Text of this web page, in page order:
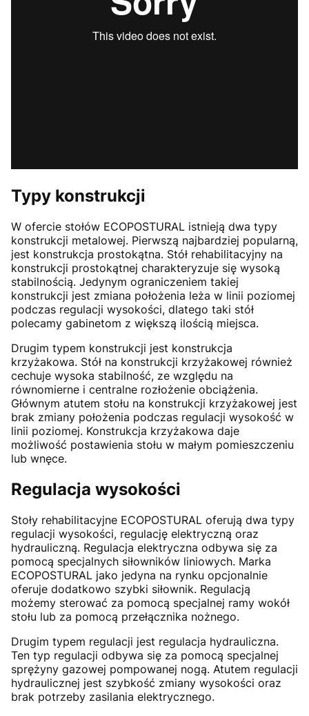
Typy konstrukcji
W ofercie stołów ECOPOSTURAL istnieją dwa typy
konstrukcji metalowej. Pierwszą najbardziej popularną,
jest konstrukcja prostokątna. Stół rehabilitacyjny na
konstrukcji prostokątnej charakteryzuje się wysoką
stabilnością. Jedynym ograniczeniem takiej
konstrukcji jest zmiana położenia leża w linii poziomej
podczas regulacji wysokości, dlatego taki stół
polecamy gabinetom z większą ilością miejsca.
Drugim typem konstrukcji jest konstrukcja
krzyżakowa. Stół na konstrukcji krzyżakowej również
cechuje wysoka stabilność, ze względu na
równomierne i centralne rozłożenie obciążenia.
Głównym atutem stołu na konstrukcji krzyżakowej jest
brak zmiany położenia podczas regulacji wysokość w
linii poziomej. Konstrukcja krzyżakowa daje
możliwość postawienia stołu w małym pomieszczeniu
lub wnęce.
Regulacja wysokości
Stoły rehabilitacyjne ECOPOSTURAL oferują dwa typy
regulacji wysokości, regulację elektryczną oraz
hydrauliczną. Regulacja elektryczna odbywa się za
pomocą specjalnych siłowników liniowych. Marka
ECOPOSTURAL jako jedyna na rynku opcjonalnie
oferuje dodatkowo szybki siłownik. Regulacją
możemy sterować za pomocą specjalnej ramy wokół
stołu lub za pomocą przełącznika nożnego.
Drugim typem regulacji jest regulacja hydrauliczna.
Ten typ regulacji odbywa się za pomocą specjalnej
sprężyny gazowej pompowanej nogą. Atutem regulacji
hydraulicznej jest szybkość zmiany wysokości oraz
brak potrzeby zasilania elektrycznego.